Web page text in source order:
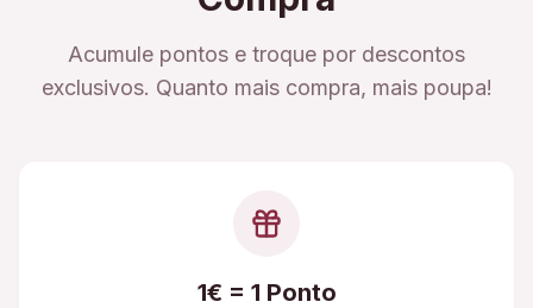
Acumule pontos e troque por descontos
exclusivos. Quanto mais compra, mais poupa!
1€ = 1 Ponto